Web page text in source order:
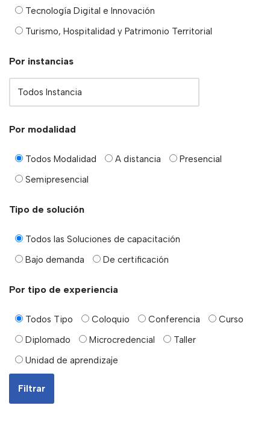
Tecnología Digital e Innovación
Turismo, Hospitalidad y Patrimonio Territorial
Por instancias
Por modalidad
Todos Modalidad A distancia
Presencial
Semipresencial
Tipo de solución
Todos las Soluciones de capacitación
Bajo demanda
De certificación
Por tipo de experiencia
Todos Tipo Coloquio Conferencia
Curso
Diplomado
Microcredencial
Taller
Unidad de aprendizaje